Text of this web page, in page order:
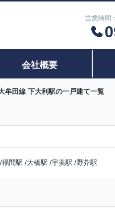
営業時間
会社概要
牟田線 下大利駅の一戸建て一覧
/福間駅 /大橋駅 /宇美駅 /野芥駅